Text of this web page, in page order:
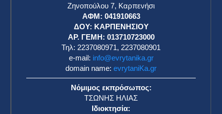
Ζηνοπούλου 7, Καρπενήσι
ΑΦΜ: 041910663
ΔΟΥ: ΚΑΡΠΕΝΗΣΙΟΥ
ΑΡ. ΓΕΜΗ: 013710723000
Τηλ: 2237080971, 2237080901
e-mail: info@evrytanika.gr
domain name: evrytaniKa.gr
Νόμιμος εκπρόσωπος:
ΤΣΩΝΗΣ ΗΛΙΑΣ
Ιδιοκτησία: